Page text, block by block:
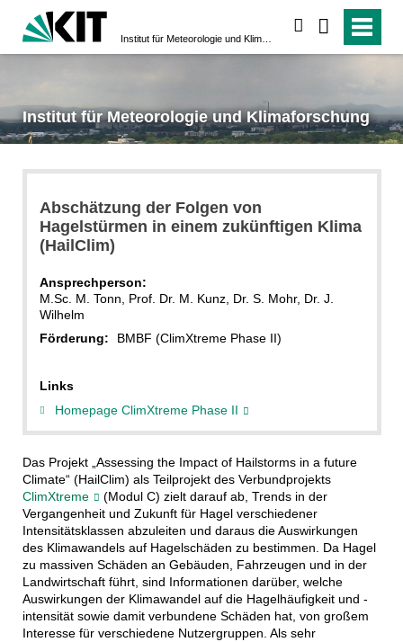
Institut für Meteorologie und Klimaforschung
Abschätzung der Folgen von
Hagelstürmen in einem zukünftigen Klima
(HailClim)
Ansprechperson:
M.Sc. M. Tonn, Prof. Dr. M. Kunz, Dr. S. Mohr, Dr. J.
Wilhelm
Förderung:
BMBF (ClimXtreme Phase II)
Links
Homepage ClimXtreme Phase II
Das Projekt „Assessing the Impact of Hailstorms in a future
Climate“ (HailClim) als Teilprojekt des Verbundprojekts
ClimXtreme
(Modul C) zielt darauf ab, Trends in der
Vergangenheit und Zukunft für Hagel verschiedener
Intensitätsklassen abzuleiten und daraus die Auswirkungen
des Klimawandels auf Hagelschäden zu bestimmen. Da Hagel
zu massiven Schäden an Gebäuden, Fahrzeugen und in der
Landwirtschaft führt, sind Informationen darüber, welche
Auswirkungen der Klimawandel auf die Hagelhäufigkeit und -
intensität sowie damit verbundene Schäden hat, von großem
Interesse für verschiedene Nutzergruppen. Als sehr